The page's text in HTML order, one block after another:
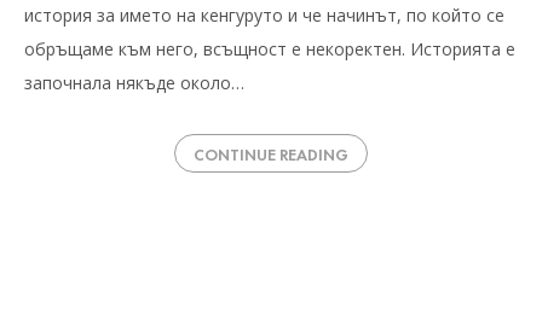
история за името на кенгуруто и че начинът, по който се
обръщаме към него, всъщност е некоректен. Историята е
започнала някъде около…
CONTINUE READING